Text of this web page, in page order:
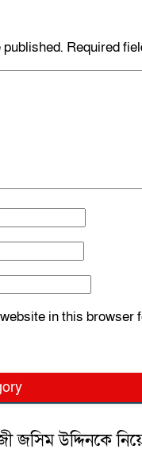
Required
in this browser
জসিম উদ্দিনকে